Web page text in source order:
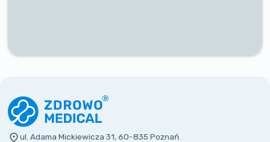
ul. Adama Mickiewicza 31, 60-835 Poznań